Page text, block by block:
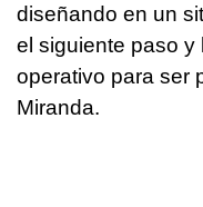
diseñando en un
el siguiente paso y
operativo para ser
Miranda.